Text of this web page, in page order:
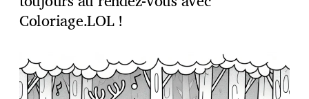
Coloriage.LOL !